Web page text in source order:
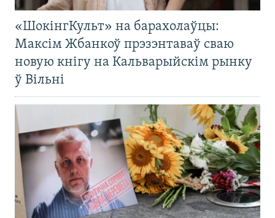
«ШокінгКульт» на барахолаўцы:
Максім Жбанкоў прэзэнтаваў сваю
новую кнігу на Кальварыйскім рынку
ў Вільні